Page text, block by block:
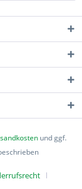
und ggf.